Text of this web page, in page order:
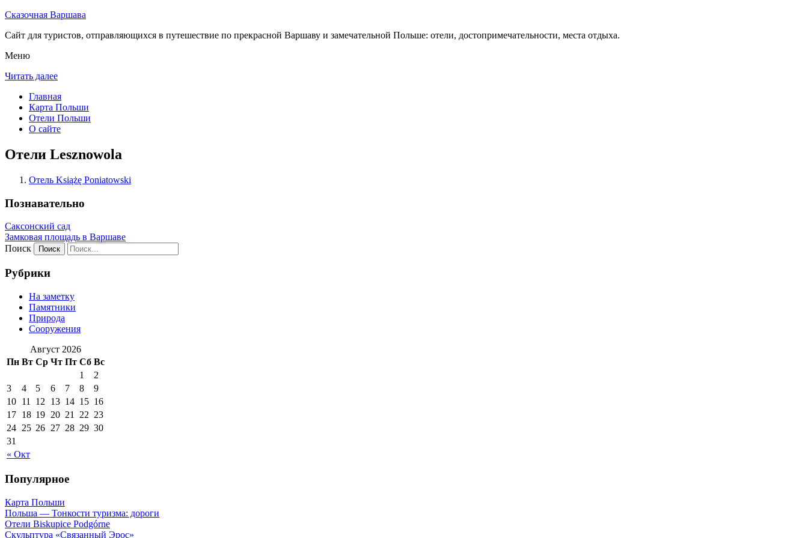
Сказочная Варшава
Сайт для туристов, отправляющихся в путешествие по прекрасной Варшаву и замечательной Польше: отели, достопримечательности, места отдыха.
Меню
Читать далее
Главная
Карта Польши
Отели Польши
О сайте
Отели Lesznowola
Отель Książę Poniatowski
Познавательно
Саксонский сад
Замковая площадь в Варшаве
Поиск
Рубрики
На заметку
Памятники
Природа
Сооружения
Август 2026
Пн Вт Ср Чт Пт Сб Вс
« Окт
1
2
3
4 5 6 7 8
9
10 11 12 13 14 15 16
17 18 19 20 21 22 23
24 25 26 27 28 29 30
31
Популярное
Карта Польши
Польша — Тонкости туризма: дороги
Отели Biskupice Podgórne
Скульптура «Связанный Эрос»